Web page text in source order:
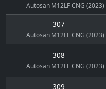
Autosan M12LF CNG (2023)
307
Autosan M12LF CNG (2023)
308
Autosan M12LF CNG (2023)
309